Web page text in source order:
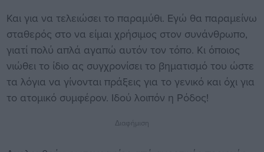
Και για να τελειώσει το παραμύθι. Εγώ θα παραμείνω
σταθερός στο να είμαι χρήσιμος στον συνάνθρωπο,
γιατί πολύ απλά αγαπώ αυτόν τον τόπο. Κι όποιος
νιώθει το ίδιο ας συγχρονίσει το βηματισμό του ώστε
τα λόγια να γίνονται πράξεις για το γενικό και όχι για
το ατομικό συμφέρον. Ιδού λοιπόν η Ρόδος!
Διαφήμιση